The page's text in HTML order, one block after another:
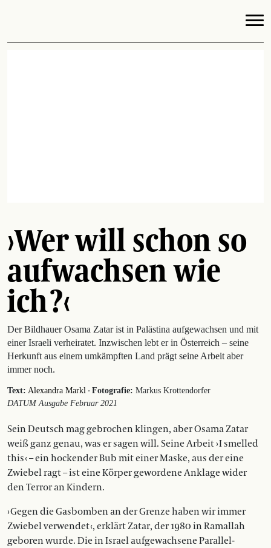
›Wer will schon so
aufwachsen wie
ich ?‹
Der Bildhauer Osama Zatar ist in Palästina aufgewachsen und mit
einer Israeli verheiratet. Inzwischen lebt er in Österreich – seine
Herkunft aus einem umkämpften Land prägt seine Arbeit aber
immer noch.
Text: Alexandra Markl · Fotografie: Markus Krottendorfer
DATUM Ausgabe Februar 2021
Sein Deutsch mag gebrochen klin­gen, aber Osama Zatar
weiß ganz genau, was er sagen will. Seine Arbeit › I smelled
this ‹ – ein hockender Bub mit einer Maske, aus der eine
Zwiebel ragt – ist eine Körper gewordene Anklage wider
den Terror an Kindern.
› Gegen die Gasbomben an der Gren­ze haben wir immer
Zwiebel verwendet ‹, erklärt Zatar, der 1980 in Ramallah
geboren wurde. Die in Israel aufgewachsene Parallel-